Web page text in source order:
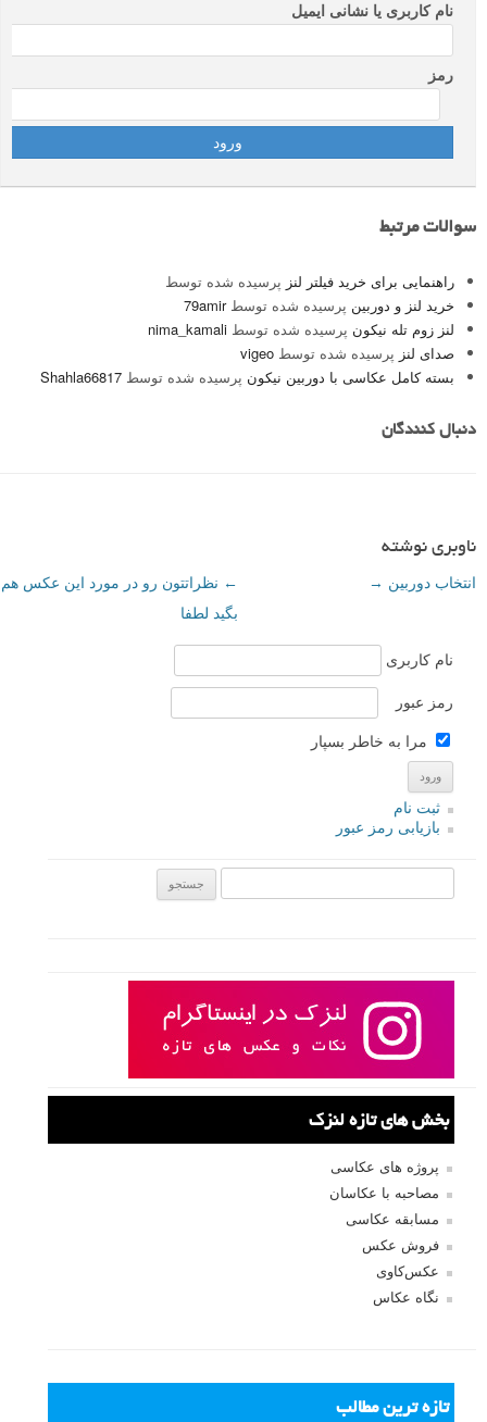
نام کاربری یا نشانی ایمیل
رمز
سوالات مرتبط
راهنمایی برای خرید فیلتر لنز پرسیده شده توسط
خرید لنز و دوربین پرسیده شده توسط79amir
لنز زوم تله نیکون پرسیده شده توسط nima_kamali
صدای لنز پرسیده شده توسط vigeo
بسته کامل عکاسی با دوربین نیکون پرسیده شده توسط Shahla66817
دنبال کنندگان
ناوبری نوشته
← نظراتتون رو در مورد این عکس هم
بگید لطفا
انتخاب دوربین →
نام کاربری
رمز عبور
مرا به خاطر بسپار
ثبت نام
بازیابی رمز عبور
بخش های تازه لنزک
پروژه های عکاسی
مصاحبه با عکاسان
مسابقه عکاسی
فروش عکس
عکس‌کاوی
نگاه عکاس
تازه ترین مطالب